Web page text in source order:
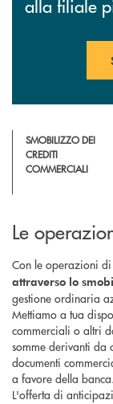
alla filiale
SMOBILIZZO DEI
CREDITI
COMMERCIALI
Le
Con le operazioni
attraverso lo
gestione ordinaria
Mettiamo a tua
commerciali o altri
somme derivanti da
documenti
a favore della banca.
L'offerta di